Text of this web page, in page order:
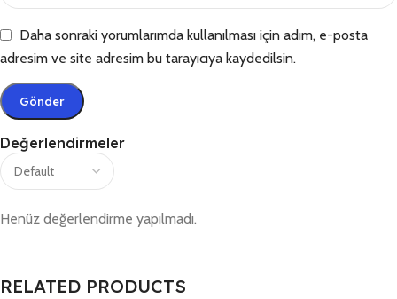
Değerlendirmeler
Henüz değerlendirme yapılmadı.
Daha sonraki yorumlarımda kullanılması için adım, e-posta
adresim ve site adresim bu tarayıcıya kaydedilsin.
RELATED PRODUCTS